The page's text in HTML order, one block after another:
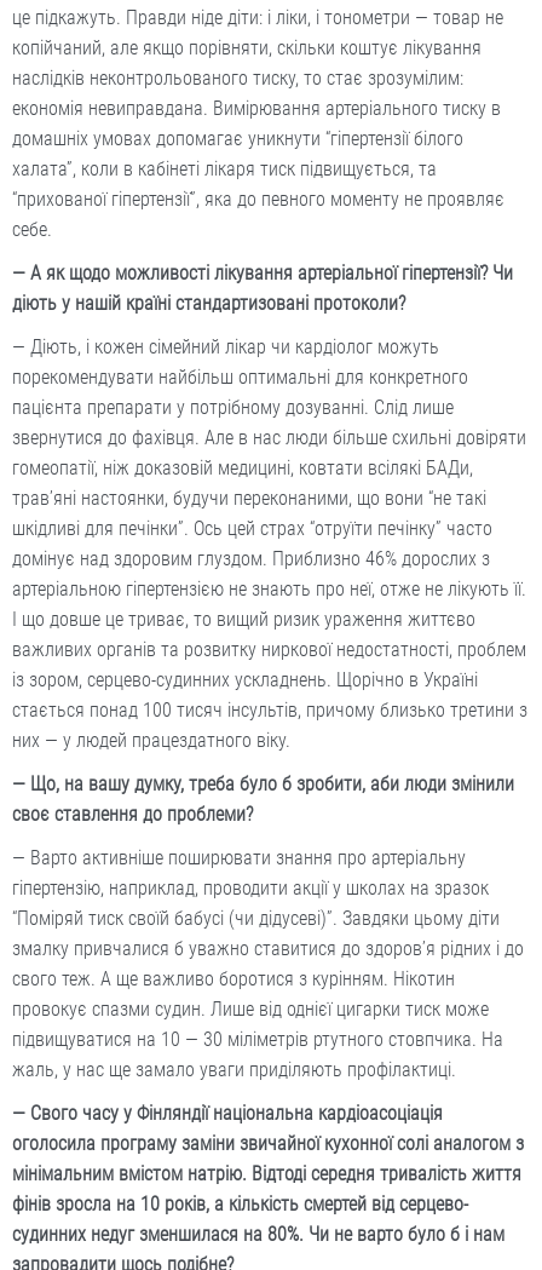
це підкажуть. Правди ніде діти: і ліки, і тонометри — товар не
копійчаний, але якщо порівняти, скільки коштує лікування
наслідків неконтрольованого тиску, то стає зрозумілим:
економія невиправдана. Вимірювання артеріального тиску в
домашніх умовах допомагає уникнути “гіпертензії білого
халата”, коли в кабінеті лікаря тиск підвищується, та
“прихованої гіпертензії”, яка до певного моменту не проявляє
себе.
— А як щодо можливості лікування артеріальної гіпертензії? Чи
діють у нашій країні стандартизовані протоколи?
— Діють, і кожен сімейний лікар чи кардіолог можуть
порекомендувати найбільш оптимальні для конкретного
пацієнта препарати у потрібному дозуванні. Слід лише
звернутися до фахівця. Але в нас люди більше схильні довіряти
гомеопатії, ніж доказовій медицині, ковтати всілякі БАДи,
трав’яні настоянки, будучи переконаними, що вони “не такі
шкідливі для печінки”. Ось цей страх “отруїти печінку” часто
домінує над здоровим глуздом. Приблизно 46% дорослих з
артеріальною гіпертензією не знають про неї, отже не лікують її.
І що довше це триває, то вищий ризик ураження життєво
важливих органів та розвитку ниркової недостатності, проблем
із зором, серцево-судинних ускладнень. Щорічно в Україні
стається понад 100 тисяч інсультів, причому близько третини з
них — у людей працездатного віку.
— Що, на вашу думку, треба було б зробити, аби люди змінили
своє ставлення до проблеми?
— Варто активніше поширювати знання про артеріальну
гіпертензію, наприклад, проводити акції у школах на зразок
“Поміряй тиск своїй бабусі (чи дідусеві)”. Завдяки цьому діти
змалку привчалися б уважно ставитися до здоров’я рідних і до
свого теж. А ще важливо боротися з курінням. Нікотин
провокує спазми судин. Лише від однієї цигарки тиск може
підвищуватися на 10 — 30 міліметрів ртутного стовпчика. На
жаль, у нас ще замало уваги приділяють профілактиці.
— Свого часу у Фінляндії національна кардіоасоціація
оголосила програму заміни звичайної кухонної солі аналогом з
мінімальним вмістом натрію. Відтоді середня тривалість життя
фінів зросла на 10 років, а кількість смертей від серцево-
судинних недуг зменшилася на 80%. Чи не варто було б і нам
запровадити щось подібне?